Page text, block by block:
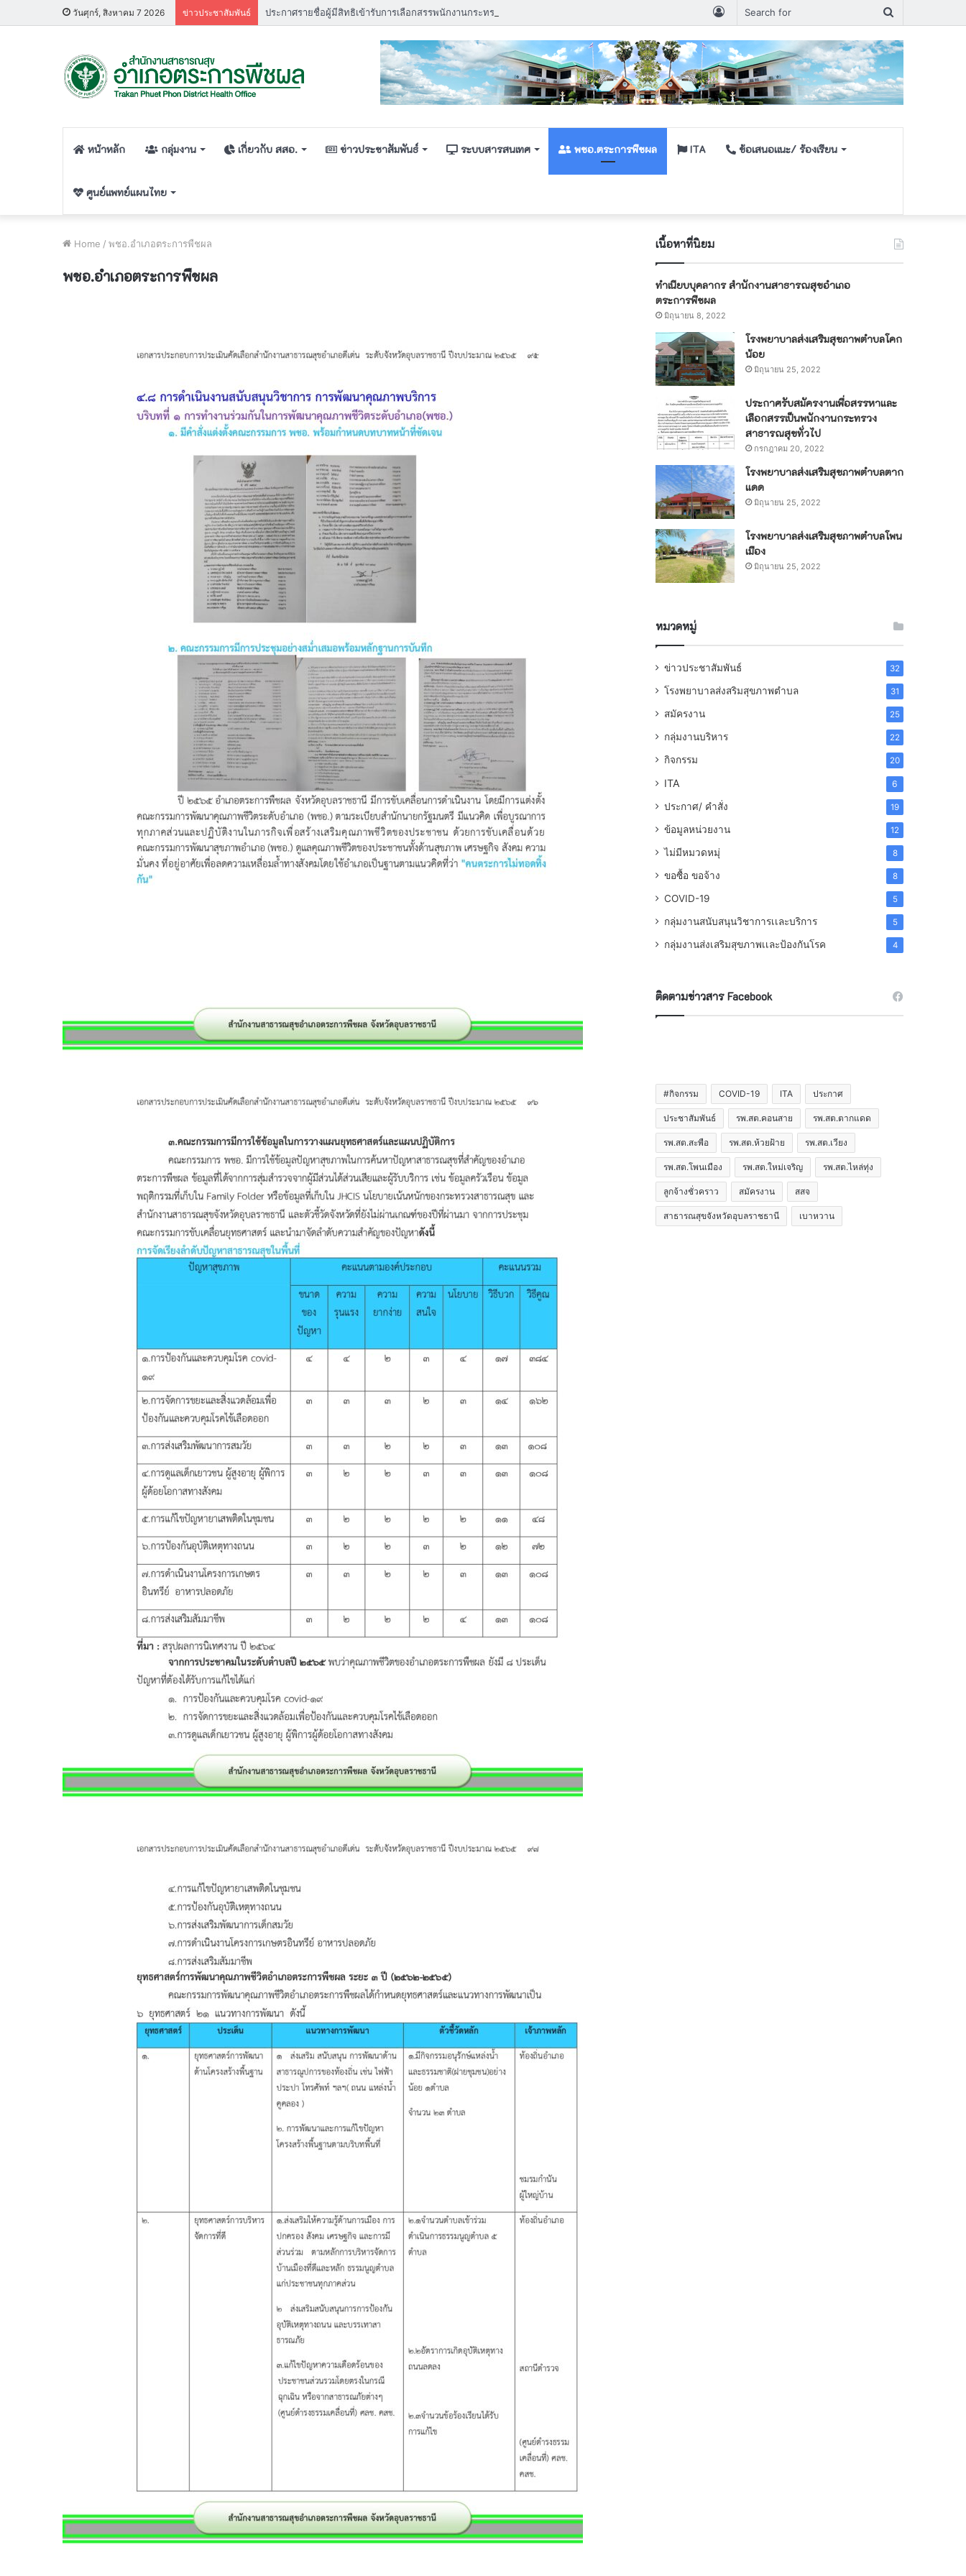
วันศุกร์, สิงหาคม 7 2026 ข่าวประชาสัมพันธ์
for
Log
In
หน้าหลัก กลุ่มงาน เกี่ยวกับ สสอ. ข่าวประชาสัมพันธ์ ระบบสารสนเทศ พชอ.ตระการพืชผล ITA ข้อเสนอเเนะ/ ร้องเรียน
ศูนย์แพทย์แผนไทย
Home / พชอ.อำเภอตระการพืชผล
พชอ.อำเภอตระการพืชผล
เนื้อหาที่นิยม
ทำเนียบบุคลากร สำนักงานสาธารณสุขอำเภอ
ตระการพืชผล
มิถุนายน 8, 2022
โรงพยาบาลส่งเสริมสุขภาพตำบลโคก
น้อย
มิถุนายน 25, 2022
ประกาศรับสมัครงานเพื่อสรรหาและ
เลือกสรรเป็นพนักงานกระทรวง
สาธารณสุขทั่วไป
กรกฎาคม 20, 2022
โรงพยาบาลส่งเสริมสุขภาพตำบลตาก
แดด
มิถุนายน 25, 2022
โรงพยาบาลส่งเสริมสุขภาพตำบลโพน
เมือง
มิถุนายน 25, 2022
หมวดหมู่
ข่าวประชาสัมพันธ์ 32
โรงพยาบาลส่งสริมสุขภาพตำบล 31
สมัครงาน 25
กลุ่มงานบริหาร 22
กิจกรรม 20
ITA 6
ประกาศ/ คำสั่ง 19
ข้อมูลหน่วยงาน 12
ไม่มีหมวดหมุ่ 8
ขอซื้อ ขอจ้าง 8
COVID-19 5
กลุ่มงานสนับสนุนวิชาการเเละบริการ 5
กลุ่มงานส่งเสริมสุขภาพเเละป้องกันโรค 4
ติดตามข่าวสาร Facebook
#กิจกรรม COVID-19 ITA ประกาศ
ประชาสัมพันธ์ รพ.สต.คอนสาย รพ.สต.ตากแดด
รพ.สต.สะพือ รพ.สต.ห้วยฝ้าย รพ.สต.เวียง
รพ.สต.โพนเมือง รพ.สต.ใหม่เจริญ รพ.สต.ไหล่ทุ่ง
ลูกจ้างชั่วคราว สมัครงาน สสจ
สาธารณสุขจังหวัดอุบลราชธานี เบาหวาน